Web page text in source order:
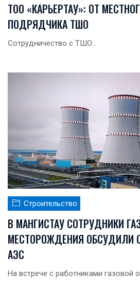
ТОО «КАРЬЕРТАУ»: ОТ
ПОДРЯДЧИКА ТШО
Сотрудничество с ТШО...
Строительство
В МАНГИСТАУ СОТРУДНИКИ
МЕСТОРОЖДЕНИЯ ОБСУДИЛИ
АЭС
На встрече с работниками газовой